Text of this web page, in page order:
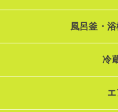
風呂釜・
冷